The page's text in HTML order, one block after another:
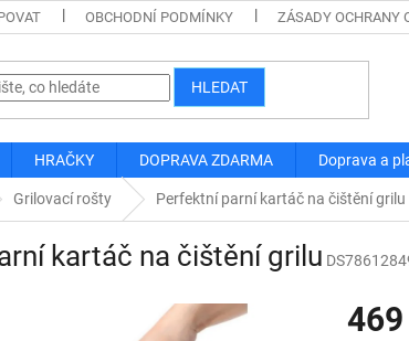
OBCHODNÍ PODMÍNKY ZÁSADY OCHRANY
HLEDAT
HRAČKY DOPRAVA ZDARMA Doprava a
Grilovací rošty Perfektní parní kartáč na čištění grilu
kartáč na čištění grilu